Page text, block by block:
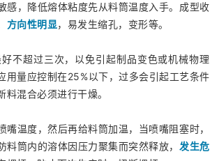
感，降低熔体粘度先从料筒温度入手。成型收
方向性明显，易发生缩孔，变形等。
好不超过三次，以免引起制品变色或机械物理
用量应控制在25%以下，过多会引起工艺条件
料混合必须进行干燥。
嘴温度，然后再给料筒加温，当喷嘴阻塞时，
料筒内的溶体因压力聚集而突然释放， 发生危